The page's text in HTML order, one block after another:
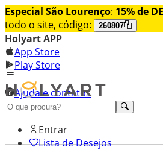
Especial São Lourenço: 15% de
todo o site, código:
260807
Holyart APP
App Store
Play Store
Ajuda e contatos
Conheça premium
Entrar
Lista de Desejos